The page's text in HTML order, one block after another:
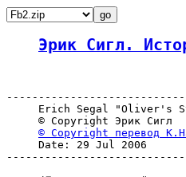
Эрик Сигл.
Erich Segal "Oliver's
     © Copyright Эрик Сигл
© Copyright перевод
     Date: 29 Jul 2006